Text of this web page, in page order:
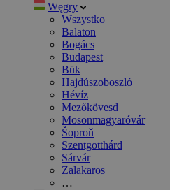
Węgry
Wszystko
Balaton
Bogács
Budapest
Bük
Hajdúszoboszló
Hévíz
Mezőkövesd
Mosonmagyaróvár
Šoproň
Szentgotthárd
Sárvár
Zalakaros
…